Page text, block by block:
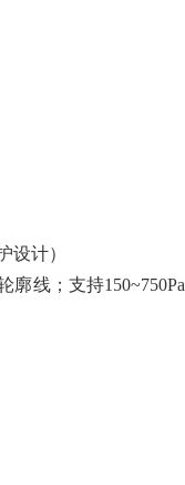
设计）
廓线；支持150~750Pa